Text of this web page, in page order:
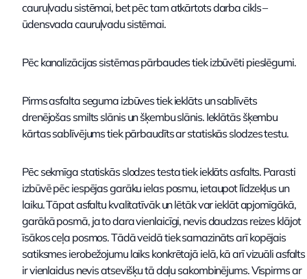
cauruļvadu sistēmai, bet pēc tam atkārtots darba cikls –
ūdensvada cauruļvadu sistēmai.
Pēc kanalizācijas sistēmas pārbaudes tiek izbūvēti pieslēgumi.
Pirms asfalta seguma izbūves tiek ieklāts un sablīvēts
drenējošas smilts slānis un šķembu slānis. Ieklātās šķembu
kārtas sablīvējums tiek pārbaudīts ar statiskās slodzes testu.
Pēc sekmīga statiskās slodzes testa tiek ieklāts asfalts. Parasti
izbūvē pēc iespējas garāku ielas posmu, ietaupot līdzekļus un
laiku. Tāpat asfaltu kvalitatīvāk un lētāk var ieklāt apjomīgākā,
garākā posmā, ja to dara vienlaicīgi, nevis daudzas reizes klājot
īsākos ceļa posmos. Tādā veidā tiek samazināts arī kopējais
satiksmes ierobežojumu laiks konkrētajā ielā, kā arī vizuāli asfalts
ir vienlaidus nevis atsevišķu tā daļu sakombinējums. Vispirms ar